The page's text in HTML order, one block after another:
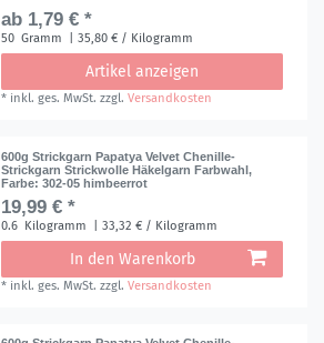
ab 1,79 € *
50 Gramm | 35,80 € / Kilogramm
Artikel anzeigen
* inkl. ges. MwSt. zzgl.Versandkosten
600g Strickgarn Papatya Velvet Chenille-
Strickgarn Strickwolle Häkelgarn Farbwahl,
Farbe: 302-05 himbeerrot
19,99 € *
0.6 Kilogramm | 33,32 € / Kilogramm
In den Warenkorb
* inkl. ges. MwSt. zzgl.Versandkosten